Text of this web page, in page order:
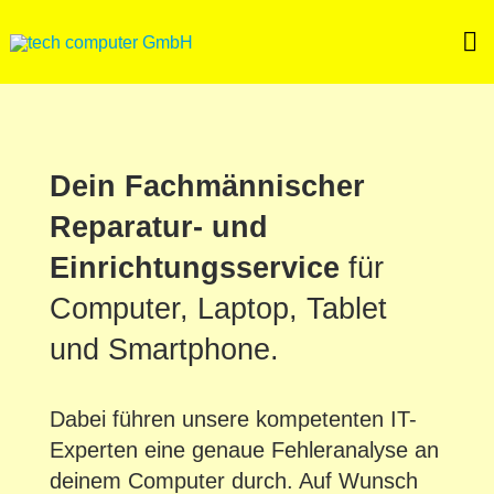
to
Dein Fachmännischer
Reparatur- und
Einrichtungsservice für
Computer, Laptop, Tablet
und Smartphone.
Dabei führen unsere kompetenten IT-
Experten eine genaue Fehleranalyse an
deinem Computer durch. Auf Wunsch